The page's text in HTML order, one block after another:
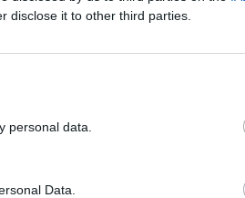
disclose it to other third parties.
personal data.
Data.
de alcanzar los 1.500
un 5,4% interanual en